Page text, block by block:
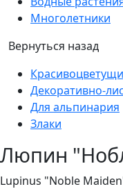
Многолетники
Вернуться назад
Декоративно-
Для альпинария
Злаки
Люпин
Lupinus "Noble